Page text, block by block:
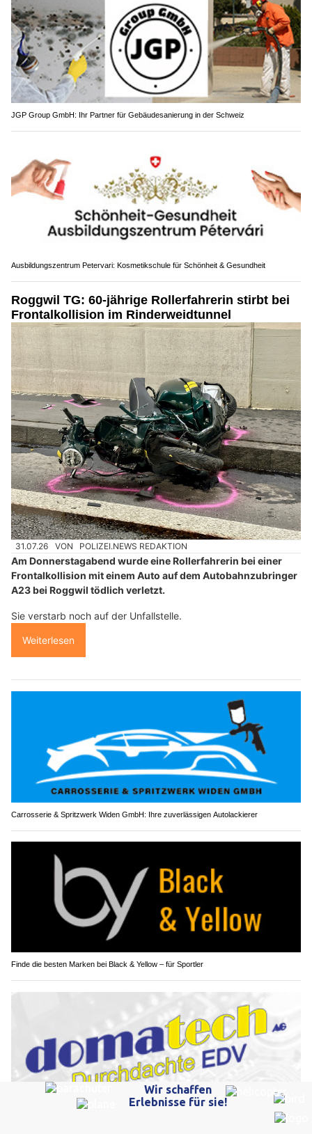
JGP Group GmbH: Ihr Partner für Gebäudesanierung in der Schweiz
Ausbildungszentrum Petervari: Kosmetikschule für Schönheit & Gesundheit
Roggwil TG: 60-jährige Rollerfahrerin stirbt bei
Frontalkollision im Rinderweidtunnel
31.07.26 VON POLIZEI.NEWS REDAKTION
Am Donnerstagabend wurde eine Rollerfahrerin bei einer
Frontalkollision mit einem Auto auf dem Autobahnzubringer
A23 bei Roggwil tödlich verletzt.
Sie verstarb noch auf der Unfallstelle.
Weiterlesen
Carrosserie & Spritzwerk Widen GmbH: Ihre zuverlässigen Autolackierer
Finde die besten Marken bei Black & Yellow – für Sportler